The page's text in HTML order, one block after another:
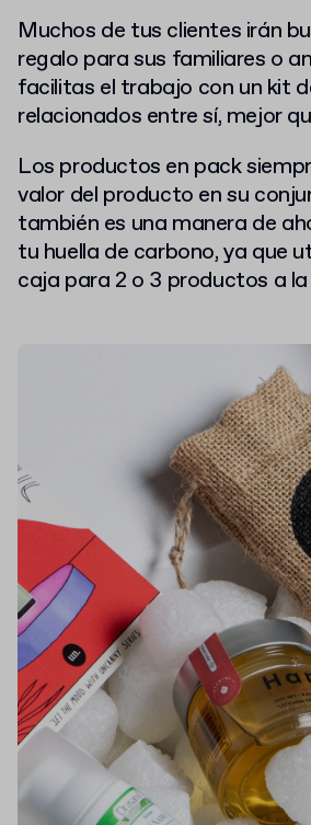
Muchos de tus clientes irán
regalo para sus familiares o
facilitas el trabajo con un kit
relacionados entre sí, mejor
Los productos en pack
valor del producto en su
también es una manera de
tu huella de carbono, ya que
caja para 2 o 3 productos a la